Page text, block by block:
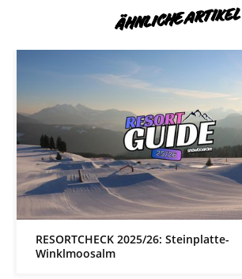
ÄHNLICHE ARTIKEL
RESORTCHECK 2025/26: Steinplatte-
Winklmoosalm